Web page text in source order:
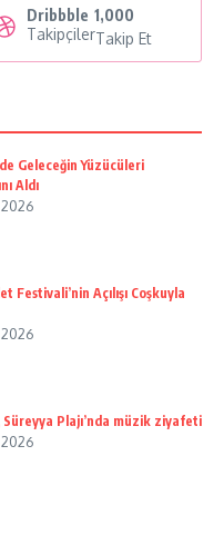
Dribbble 1,000
TakipçilerTakip Et
Geleceğin Yüzücüleri
Aldı
Festivali’nin Açılışı Coşkuyla
Süreyya Plajı’nda müzik ziyafeti